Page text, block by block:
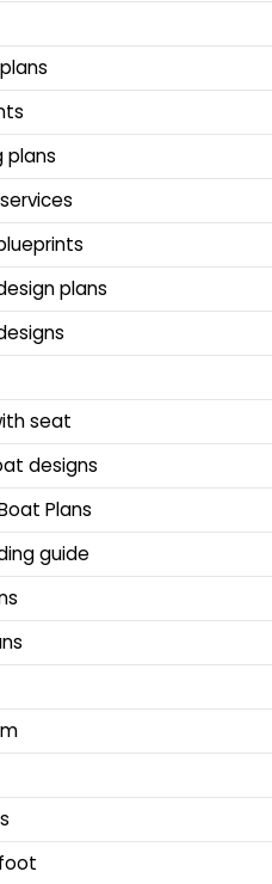
plans
plans
seat
designs
Plans
guide